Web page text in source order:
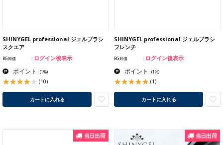
SHINYGEL professional ジェルブラシ
スクエア
BG卸価 ログイン後表示
ポイント :(1%)
(10)
カートに入れる
SHINYGEL professional ジェルブラシ
フレンチ
BG卸価 ログイン後表示
ポイント :(1%)
(1)
カートに入れる